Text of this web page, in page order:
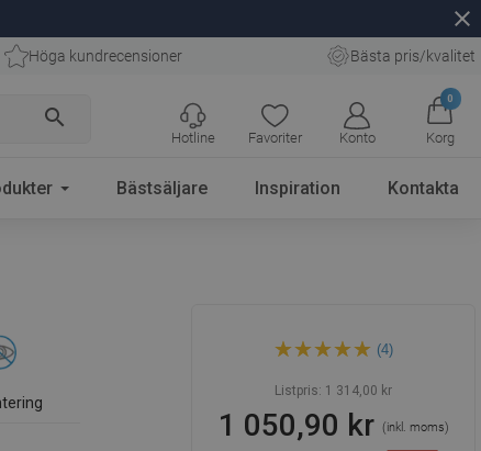
close
Höga kundrecensioner Bästa pris/kvalitet
search
Favoriter Konto
0
Korg
Hotline
Bästsäljare Inspiration Kontakta
Mexen Arno handdukshylla,
svart - 7020720-70
(4)
Listpris: 1 314,00 kr
1 050,90 kr (inkl. moms)